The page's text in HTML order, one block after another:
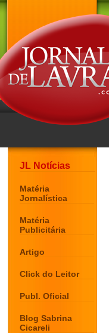
JL Notícias
Matéria
Jornalística
Matéria
Publicitária
Artigo
Click do Leitor
Publ. Oficial
Blog Sabrina
Cicareli